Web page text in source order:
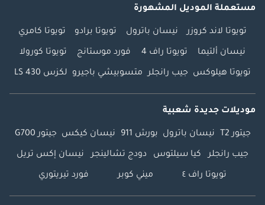
مستعملة الموديل المشهورة
تويوتا لاند كروزر نيسان باترول تويوتا برادو تويوتا كامري
نيسان ألتيما تويوتا راف 4 فورد موستانج تويوتا كورولا
تويوتا هيلوكس جيب رانجلر متسوبيشي باجيرو لكزس LS 430
موديلات جديدة شعبية
جيتور T2 نيسان باترول بورش 911 نيسان كيكس جيتور G700
جيب رانجلر كيا سيلتوس دودج تشالينجر نيسان إكس تريل
تويوتا راف ٤ ميني كوبر فورد تيريتوري